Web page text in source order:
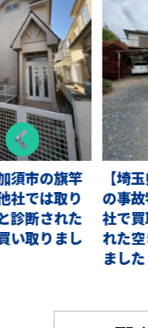
須市の旗竿
社では取り
診断された
い取りまし
【埼
の事
社で
れた
ました